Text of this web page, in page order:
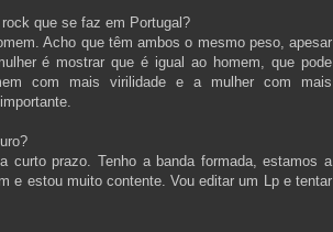
que se faz em Portugal?
Acho que têm ambos o mesmo peso, apesar
é mostrar que é igual ao homem, que pode
com mais virilidade e a mulher com mais
curto prazo. Tenho a banda formada, estamos a
e estou muito contente. Vou editar um Lp e tentar